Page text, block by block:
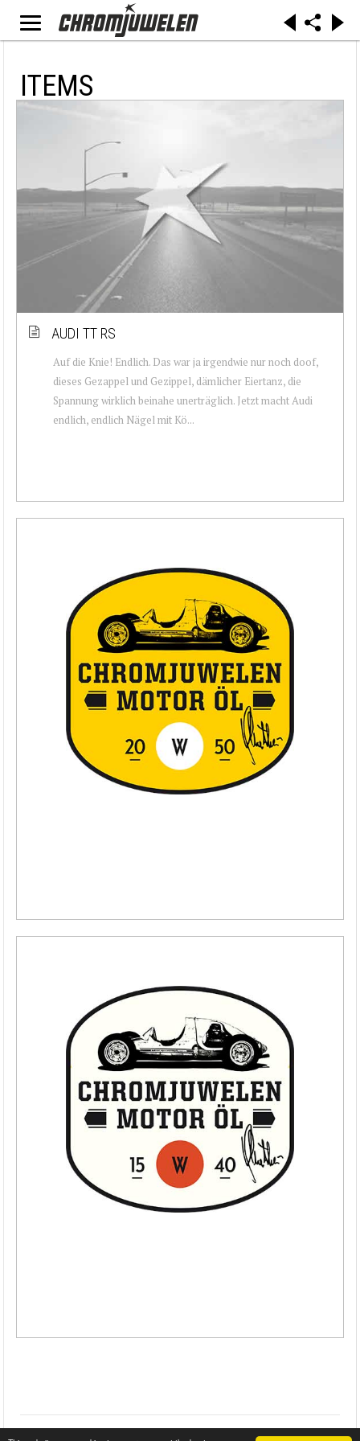
ITEMS
AUDI TT RS
Auf die Knie! Endlich. Das war ja irgendwie nur noch doof,
dieses Gezappel und Gezippel, dämlicher Eiertanz, die
Spannung wirklich beinahe unerträglich. Jetzt macht Audi
endlich, endlich Nägel mit Kö...